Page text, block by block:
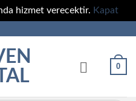
hizmet verecektir. Kapat
0